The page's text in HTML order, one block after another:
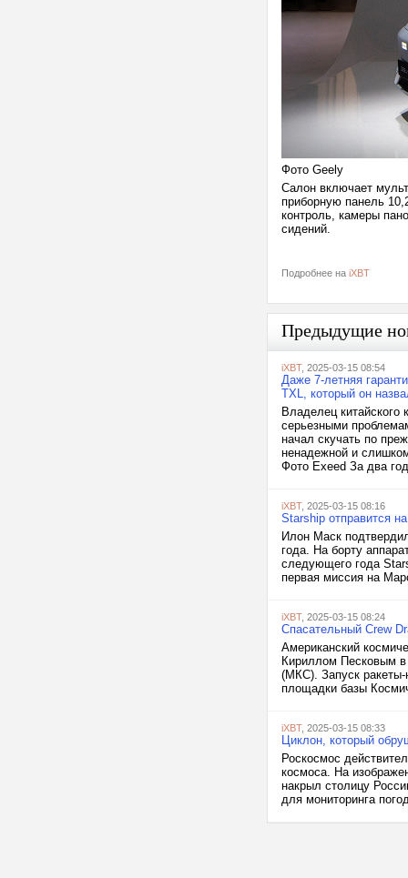
Фото Geely
Салон включает
приборную панель
контроль, камеры
сидений.
Подробнее на iXBT
Предыдущие
iXBT, 2025-03-15 08:54
Даже 7-летняя
TXL, который он
Владелец китайского
серьезными
начал скучать по
ненадежной и
Фото Exeed За два
iXBT, 2025-03-15 08:16
Starship отправится
Илон Маск
года. На борту
следующего года
первая миссия на
iXBT, 2025-03-15 08:24
Спасательный Crew
Американский
Кириллом Песковым в
(МКС). Запуск ракеты-
площадки базы
iXBT, 2025-03-15 08:33
Циклон, который
Роскосмос
космоса. На
накрыл столицу
для мониторинга